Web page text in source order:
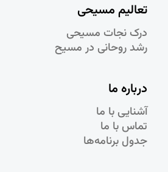
تعالیم مسیحی
درک نجات مسيحی
رشد روحانی در مسيح
درباره ما
آشنایی با ما
تماس با ما
جدول برنامه‌ها